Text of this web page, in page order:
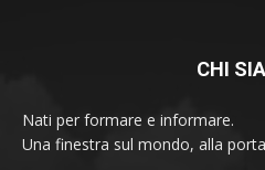
CHI
Nati per formare e informare.
Una finestra sul mondo, alla